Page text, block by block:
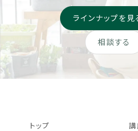
相談する
ラインナップを見
トップ
講